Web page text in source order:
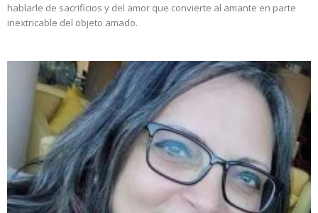
hablarle de sacrificios y del amor que convierte al amante en parte
inextricable del objeto amado.